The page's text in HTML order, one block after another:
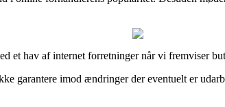
et hav af internet forretninger når vi fremviser
garantere imod ændringer der eventuelt er